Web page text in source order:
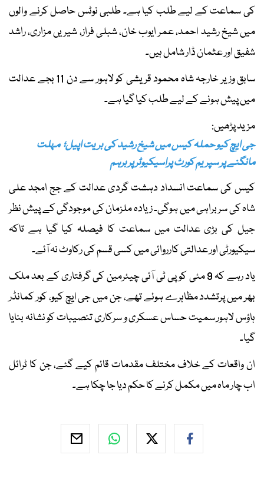
کی سماعت کے لیے طلب کیا ہے۔ طلبی نوٹس حاصل کرنے والوں
میں شیخ رشید احمد، عمر ایوب خان، شبلی فراز، شیریں مزاری، راشد
شفیق اور عثمان ڈار شامل ہیں۔
سابق وزیر خارجہ شاہ محمود قریشی کو لاہور سے دن 11 بجے عدالت
میں پیش ہونے کے لیے طلب کیا گیا ہے۔
مزید پڑھیں:
جی ایچ کیو حملہ کیس میں شیخ رشید کی بریت اپیل؛ مہلت
مانگنے پر سپریم کورٹ پراسیکیوٹر پر برہم
کیس کی سماعت انسداد دہشت گردی عدالت کے جج امجد علی
شاہ کی سربراہی میں ہوگی۔ زیادہ ملزمان کی موجودگی کے پیش نظر
جیل کی بڑی عدالت میں سماعت کا فیصلہ کیا گیا ہے تاکہ
سیکیورٹی اور عدالتی کارروائی میں کسی قسم کی رکاوٹ نہ آئے۔
یاد رہے کہ 9 مئی کو پی ٹی آئی چیئرمین کی گرفتاری کے بعد ملک
بھر میں پرتشدد مظاہرے ہوئے تھے، جن میں جی ایچ کیو، کور کمانڈر
ہاؤس لاہور سمیت حساس عسکری و سرکاری تنصیبات کو نشانہ بنایا
گیا۔
ان واقعات کے خلاف مختلف مقدمات قائم کیے گئے، جن کا ٹرائل
اب چار ماہ میں مکمل کرنے کا حکم دیا جا چکا ہے۔